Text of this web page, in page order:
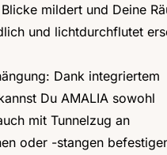
mildert und Deine
und lichtdurchflutet
Dank integriertem
Du AMALIA sowohl
mit Tunnelzug an
oder -stangen